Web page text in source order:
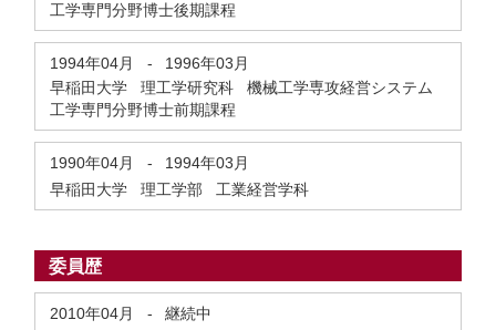
工学専門分野博士後期課程
1994年04月 -
1996年03月
早稲田大学 理工学研究科 機械工学専攻経営システム
工学専門分野博士前期課程
1990年04月 -
1994年03月
早稲田大学 理工学部 工業経営学科
委員歴
2010年04月 -
継続中